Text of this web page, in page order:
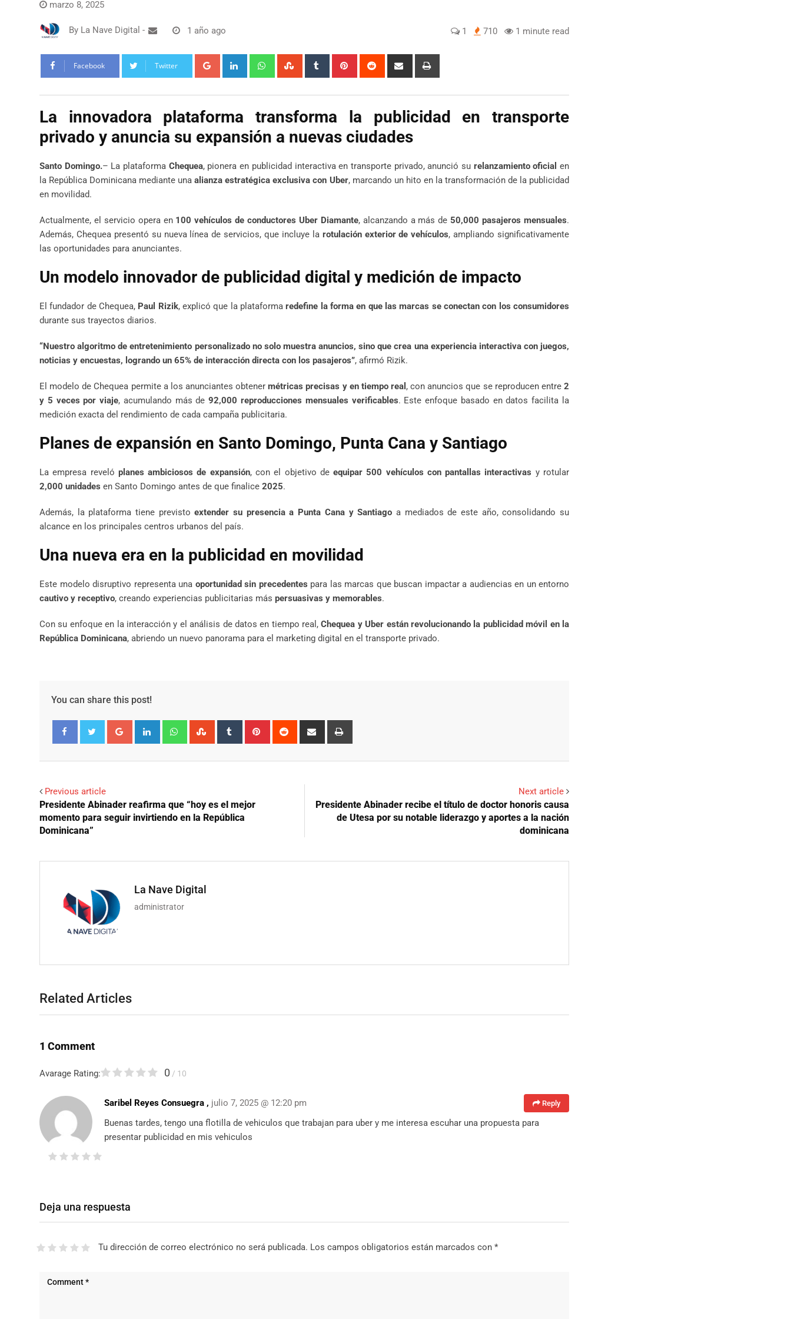
marzo 8, 2025
By La Nave Digital - 1 año ago 1 710 1 minute read
Facebook Twitter Google+ LinkedIn WhatsappStumbleUpon
Tumblr Pinterest Reddit
Share
La innovadora plataforma transforma la publicidad en transporte
privado y anuncia su expansión a nuevas ciudades
Santo Domingo.– La plataforma Chequea, pionera en publicidad interactiva en transporte privado, anunció su relanzamiento oficial en
la República Dominicana mediante unaalianza estratégica exclusiva con Uber, marcando un hito en la transformación de la publicidad
en movilidad.
Actualmente, el servicio opera en 100 vehículos de conductores Uber Diamante, alcanzando a más de50,000 pasajeros mensuales.
Además, Chequea presentó su nueva línea de servicios, que incluye la rotulación exterior de vehículos, ampliando significativamente
las oportunidades para anunciantes.
Un modelo innovador de publicidad digital y medición de impacto
El fundador de Chequea, Paul Rizik, explicó que la plataformaredefine la forma en que las marcas se conectan con los consumidores
durante sus trayectos diarios.
“Nuestro algoritmo de entretenimiento personalizado no solo muestra anuncios, sino que crea una experiencia interactiva con juegos,
noticias y encuestas, logrando un 65% de interacción directa con los pasajeros”, afirmó Rizik.
El modelo de Chequea permite a los anunciantes obtenermétricas precisas y en tiempo real , con anuncios que se reproducen entre2
y 5 veces por viaje, acumulando más de92,000 reproducciones mensuales verificables. Este enfoque basado en datos facilita la
medición exacta del rendimiento de cada campaña publicitaria.
Planes de expansión en Santo Domingo, Punta Cana y Santiago
La empresa reveló planes ambiciosos de expansión, con el objetivo deequipar 500 vehículos con pantallas interactivas y rotular
2,000 unidades en Santo Domingo antes de que finalice 2025.
Además, la plataforma tiene previstoextender su presencia a Punta Cana y Santiago a mediados de este año, consolidando su
alcance en los principales centros urbanos del país.
Una nueva era en la publicidad en movilidad
Este modelo disruptivo representa una oportunidad sin precedentes para las marcas que buscan impactar a audiencias en un entorno
cautivo y receptivo, creando experiencias publicitarias más persuasivas y memorables.
Con su enfoque en la interacción y el análisis de datos en tiempo real,Chequea y Uber están revolucionando la publicidad móvil en la
República Dominicana, abriendo un nuevo panorama para el marketing digital en el transporte privado.
You can share this post!
Google+ LinkedIn WhatsappStumbleUpon
Tumblr Pinterest Reddit
Share
Previous article
Presidente Abinader reafirma que “hoy es el mejor
momento para seguir invirtiendo en la República
Dominicana”
Next article
Presidente Abinader recibe el título de doctor honoris causa
de Utesa por su notable liderazgo y aportes a la nación
dominicana
La Nave Digital
administrator
Related Articles
1 Comment
Avarage Rating: 0 / 10
Reply
Saribel Reyes Consuegra , julio 7, 2025 @ 12:20 pm
Buenas tardes, tengo una flotilla de vehiculos que trabajan para uber y me interesa escuhar una propuesta para
presentar publicidad en mis vehiculos
Deja una respuesta
Tu dirección de correo electrónico no será publicada. Los campos obligatorios están marcados con *